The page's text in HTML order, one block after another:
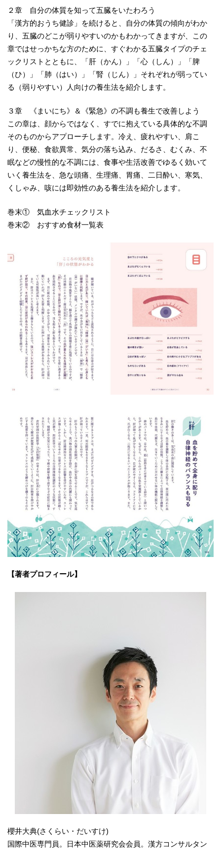
２章 自分の体質を知って五臓をいたわろう
「漢方的おうち健診」を続けると、自分の体質の傾向がわか
り、五臓のどこが弱りやすいのかもわかってきますが、この
章ではせっかちな方のために、すぐわかる五臓タイプのチェ
ックリストとともに、「肝（かん）」「心（しん）」「脾
（ひ）」「肺（はい）」「腎（じん）」それぞれが弱ってい
る（弱りやすい）人向けの養生法を紹介します。
３章 《まいにち》＆《緊急》の不調も養生で改善しよう
この章は、顔からではなく、すでに抱えている具体的な不調
そのものからアプローチします。冷え、疲れやすい、肩こ
り、便秘、食欲異常、気分の落ち込み、だるさ、むくみ、不
眠などの慢性的な不調には、食事や生活改善でゆるく効いて
いく養生法を、急な頭痛、生理痛、胃痛、二日酔い、寒気、
くしゃみ、咳には即効性のある養生法を紹介します。
巻末① 気血水チェックリスト
巻末② おすすめ食材一覧表
【著者プロフィール】
櫻井大典(さくらい・だいすけ)
国際中医専門員。日本中医薬研究会会員。漢方コンサルタン